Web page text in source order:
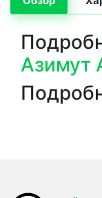
Азимут